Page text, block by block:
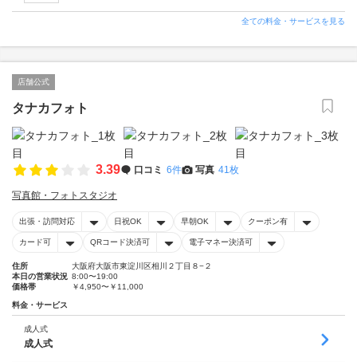
全ての料金・サービスを見る
店舗公式
タナカフォト
3.39 口コミ 6件 写真 41枚
写真館・フォトスタジオ
出張・訪問対応 日祝OK 早朝OK クーポン有
カード可 QRコード決済可 電子マネー決済可
住所
大阪府大阪市東淀川区相川２丁目８−２
本日の営業状況 8:00〜19:00
価格帯
￥4,950〜￥11,000
料金・サービス
成人式
成人式